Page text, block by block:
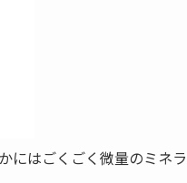
にはごくごく微量のミネラ